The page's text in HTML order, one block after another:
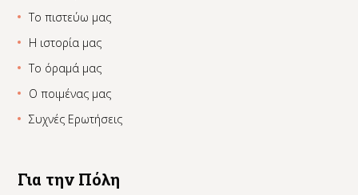
Το πιστεύω μας
Η ιστορία μας
Το όραμά μας
Ο ποιμένας μας
Συχνές Ερωτήσεις
Για την Πόλη